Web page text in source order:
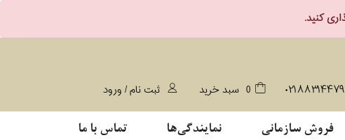
۰۲۱۸۸۳۱۴۴۷۹ 0 سبد خرید ثبت نام / ورود
فروش سازمانی نمایندگی‌ها تماس با ما